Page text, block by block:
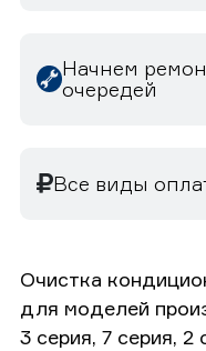
Начнем
очередей
Все виды
Очистка
для моделей
3 серия, 7 серия, 2